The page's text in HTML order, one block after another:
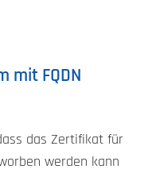
mit FQDN
das Zertifikat für
werden kann